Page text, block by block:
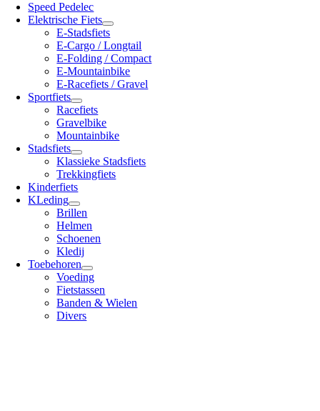
Speed Pedelec
Elektrische Fiets
E-Stadsfiets
E-Cargo / Longtail
E-Folding / Compact
E-Mountainbike
E-Racefiets / Gravel
Sportfiets
Racefiets
Gravelbike
Mountainbike
Stadsfiets
Klassieke Stadsfiets
Trekkingfiets
Kinderfiets
KLeding
Brillen
Helmen
Schoenen
Kledij
Toebehoren
Voeding
Fietstassen
Banden & Wielen
Divers